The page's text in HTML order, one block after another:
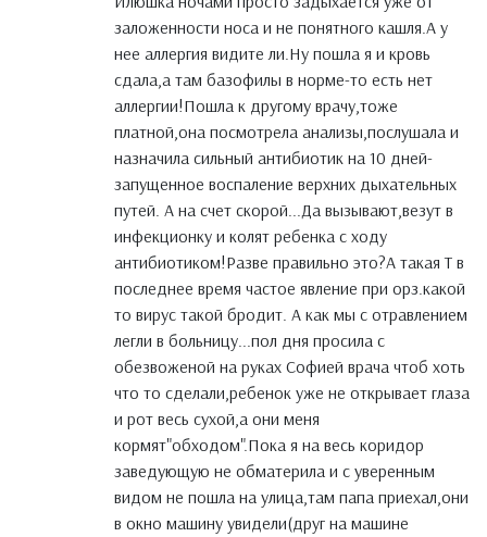
заложенности носа и не понятного кашля.А у
нее аллергия видите ли.Ну пошла я и кровь
сдала,а там базофилы в норме-то есть нет
аллергии!Пошла к другому врачу,тоже
платной,она посмотрела анализы,послушала и
назначила сильный антибиотик на 10 дней-
запущенное воспаление верхних дыхательных
путей. А на счет скорой...Да вызывают,везут в
инфекционку и колят ребенка с ходу
антибиотиком!Разве правильно это?А такая Т в
последнее время частое явление при орз.какой
то вирус такой бродит. А как мы с отравлением
легли в больницу...пол дня просила с
обезвоженой на руках Софией врача чтоб хоть
что то сделали,ребенок уже не открывает глаза
и рот весь сухой,а они меня
кормят"обходом".Пока я на весь коридор
заведующую не обматерила и с уверенным
видом не пошла на улица,там папа приехал,они
в окно машину увидели(друг на машине